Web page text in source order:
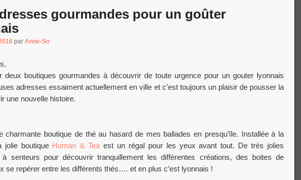
gourmandes pour un goûter
par Anne-So
deux boutiques gourmandes à découvrir de toute urgence pour un gouter lyonnais
adresses essaiment actuellement en ville et c’est toujours un plaisir de pousser la
une nouvelle histoire.
charmante boutique de thé au hasard de mes ballades en presqu’île. Installée à la
jolie boutique Human & Teaest un régal pour les yeux avant tout. De très jolies
senteurs pour découvrir tranquillement les différentes créations, des boites de
se repérer entre les différents thés…. et en plus c’est lyonnais !